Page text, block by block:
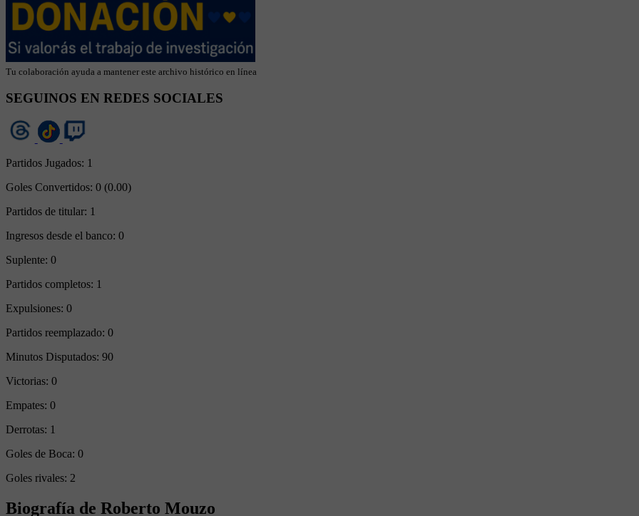
Tu colaboración ayuda a mantener este archivo histórico en línea
SEGUINOS EN REDES SOCIALES
Partidos Jugados: 1
Goles Convertidos: 0 (0.00)
Partidos de titular: 1
Ingresos desde el banco: 0
Suplente: 0
Partidos completos: 1
Expulsiones: 0
Partidos reemplazado: 0
Minutos Disputados: 90
Victorias: 0
Empates: 0
Derrotas: 1
Goles de Boca: 0
Goles rivales: 2
Biografía de Roberto Mouzo